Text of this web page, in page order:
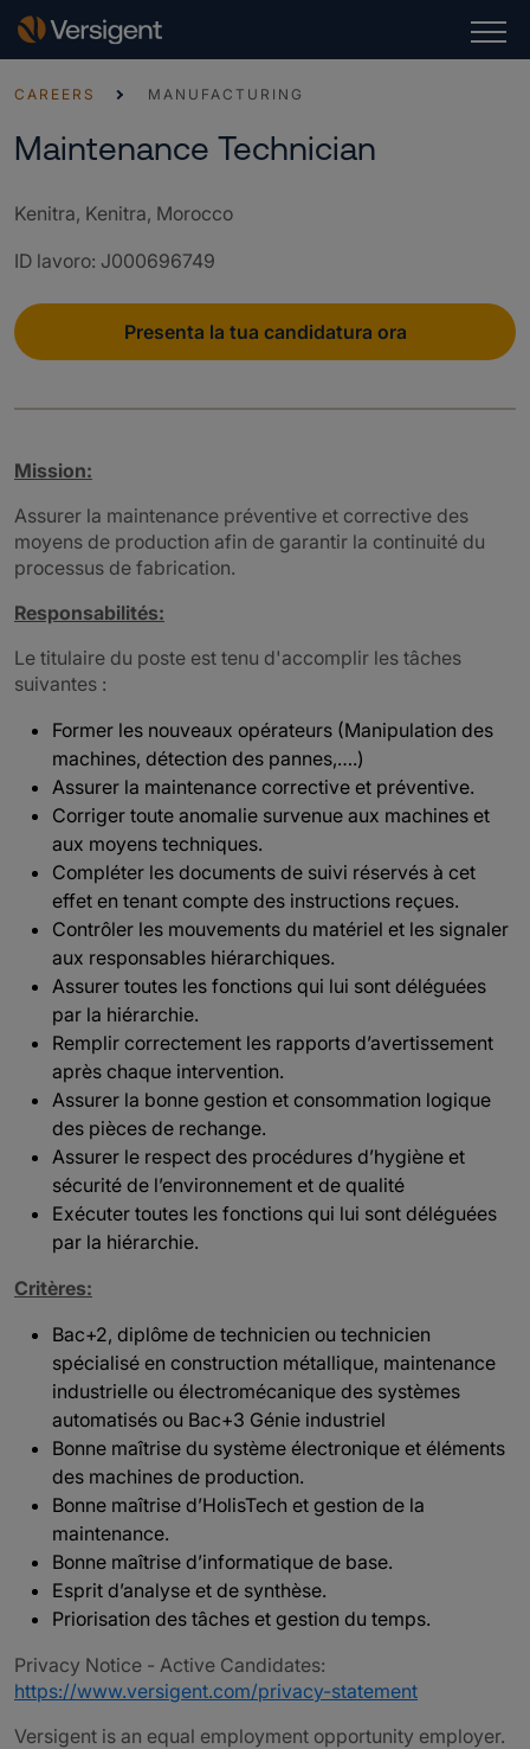
CAREERS MANUFACTURING
Maintenance Technician
Kenitra, Kenitra, Morocco
ID lavoro: J000696749
Presenta la tua candidatura ora
Mission:
Assurer la maintenance préventive et corrective des
moyens de production afin de garantir la continuité du
processus de fabrication.
Responsabilités:
Le titulaire du poste est tenu d'accomplir les tâches
suivantes :
Former les nouveaux opérateurs (Manipulation des
machines, détection des pannes,….)
Assurer la maintenance corrective et préventive.
Corriger toute anomalie survenue aux machines et
aux moyens techniques.
Compléter les documents de suivi réservés à cet
effet en tenant compte des instructions reçues.
Contrôler les mouvements du matériel et les signaler
aux responsables hiérarchiques.
Assurer toutes les fonctions qui lui sont déléguées
par la hiérarchie.
Remplir correctement les rapports d’avertissement
après chaque intervention.
Assurer la bonne gestion et consommation logique
des pièces de rechange.
Assurer le respect des procédures d’hygiène et
sécurité de l’environnement et de qualité
Exécuter toutes les fonctions qui lui sont déléguées
par la hiérarchie.
Critères:
Bac+2, diplôme de technicien ou technicien
spécialisé en construction métallique, maintenance
industrielle ou électromécanique des systèmes
automatisés ou Bac+3 Génie industriel
Bonne maîtrise du système électronique et éléments
des machines de production.
Bonne maîtrise d’HolisTech et gestion de la
maintenance.
Bonne maîtrise d’informatique de base.
Esprit d’analyse et de synthèse.
Priorisation des tâches et gestion du temps.
Privacy Notice - Active Candidates:
https://www.versigent.com/privacy-statement
Versigent is an equal employment opportunity employer.